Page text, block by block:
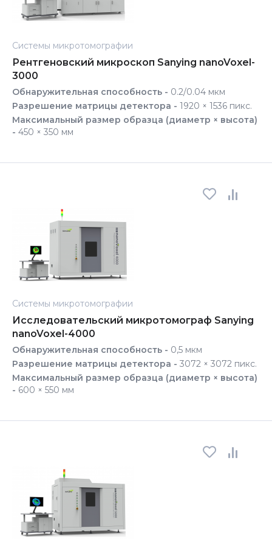
Системы микротомографии
Рентгеновский микроскоп Sanying nanoVoxel-
3000
Обнаружительная способность - 0.2/0.04 мкм
Разрешение матрицы детектора - 1920 × 1536 пикс.
Максимальный размер образца (диаметр × высота)
- 450 × 350 мм
Системы микротомографии
Исследовательский микротомограф Sanying
nanoVoxel-4000
Обнаружительная способность - 0,5 мкм
Разрешение матрицы детектора - 3072 × 3072 пикс.
Максимальный размер образца (диаметр × высота)
- 600 × 550 мм